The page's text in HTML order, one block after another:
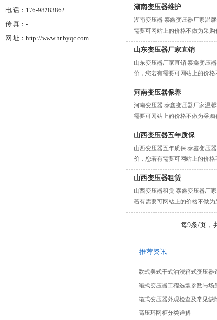
电 话：176-98283862
传 真：-
网 址：http://www.hnbyqc.com
湖南变压器维护
湖南变压器 泰鑫变压器厂家温
需要可网站上的价格不做为采
山东变压器厂家直销
山东变压器厂家直销 泰鑫变压
价，您若有需要可网站上的价
河南变压器保养
河南变压器 泰鑫变压器厂家温
需要可网站上的价格不做为采
山西变压器五年质保
山西变压器五年质保 泰鑫变压
价，您若有需要可网站上的价
山西变压器租赁
山西变压器租赁 泰鑫变压器厂
若有需要可网站上的价格不做
每9条/页，
推荐资讯
欧式美式干式油浸箱式变压器
箱式变压器工程选型参数与场
箱式变压器外观检查及常见缺
高压环网柜分类详解